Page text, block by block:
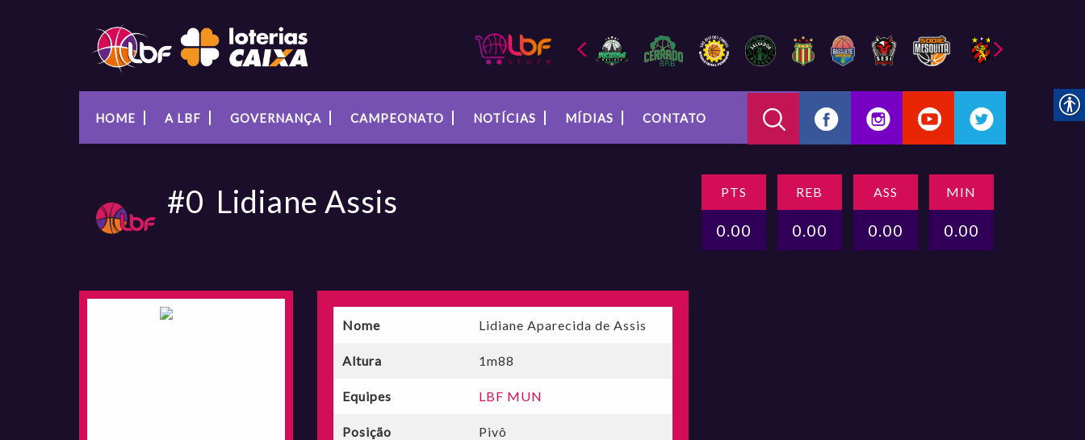
HOME A LBF GOVERNANÇA CAMPEONATO NOTÍCIAS MÍDIAS CONTATO
#0 Lidiane Assis PTS
0.00
REB
0.00
ASS
0.00
MIN
0.00
Nome Lidiane Aparecida de Assis
Altura 1m88
Equipes LBF MUN
Posição Pivô